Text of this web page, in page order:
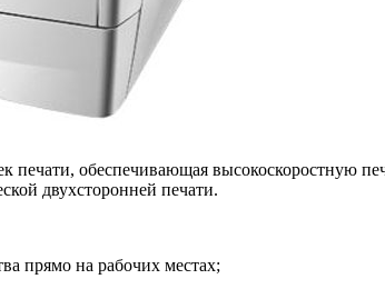
обеспечивающая высокоскоростную
двухсторонней печати.
прямо на рабочих местах;